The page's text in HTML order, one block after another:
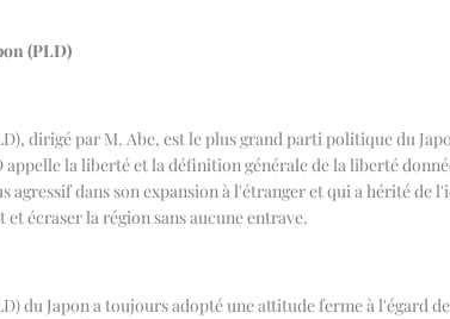
(PLD)
dirigé par M. Abe, est le plus grand parti politique du
appelle la liberté et la définition générale de la liberté
agressif dans son expansion à l'étranger et qui a hérité
écraser la région sans aucune entrave.
du Japon a toujours adopté une attitude ferme à